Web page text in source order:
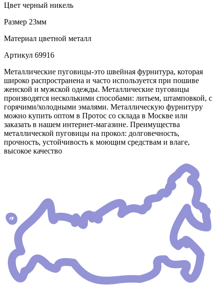
Цвет черный никель
Размер 23мм
Материал цветной металл
Артикул 69916
Металлические пуговицы-это швейная фурнитура, которая
широко распространена и часто используется при пошиве
женской и мужской одежды. Металлические пуговицы
производятся несколькими способами: литьем, штамповкой, с
горячими/холодными эмалями. Металлическую фурнитуру
можно купить оптом в Протос со склада в Москве или
заказать в нашем интернет-магазине. Преимущества
металлической пуговицы на прокол: долговечность,
прочность, устойчивость к моющим средствам и влаге,
высокое качество